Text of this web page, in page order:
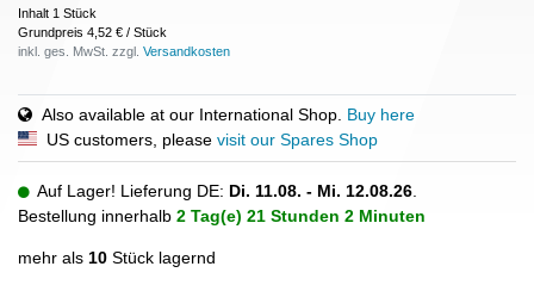
Inhalt 1 Stück
Grundpreis 4,52 € / Stück
inkl. ges. MwSt. zzgl.
Also available at our International Shop. Buy here
US customers, please visit our Spares Shop
Auf Lager! Lieferung DE: Di. 11.08. - Mi. 12.08.26.
Bestellung innerhalb 2 Tag(e) 21 Stunden 2 Minuten
mehr als 10 Stück lagernd